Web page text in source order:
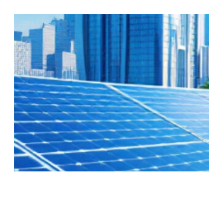
содержимому